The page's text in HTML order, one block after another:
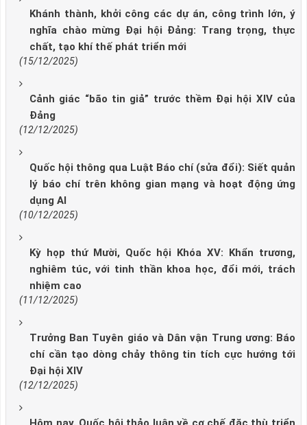
Khánh thành, khởi công các dự án, công trình lớn, ý
nghĩa chào mừng Đại hội Đảng: Trang trọng, thực
chất, tạo khí thế phát triển mới
(15/12/2025)
Cảnh giác “bão tin giả” trước thềm Đại hội XIV của
Đảng
(12/12/2025)
Quốc hội thông qua Luật Báo chí (sửa đổi): Siết quản
lý báo chí trên không gian mạng và hoạt động ứng
dụng AI
(10/12/2025)
Kỳ họp thứ Mười, Quốc hội Khóa XV: Khẩn trương,
nghiêm túc, với tinh thần khoa học, đổi mới, trách
nhiệm cao
(11/12/2025)
Trưởng Ban Tuyên giáo và Dân vận Trung ương: Báo
chí cần tạo dòng chảy thông tin tích cực hướng tới
Đại hội XIV
(12/12/2025)